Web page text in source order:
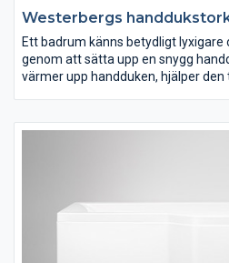
Westerbergs
Ett badrum känns betydligt lyxigare
genom att sätta upp en snygg
värmer upp handduken, hjälper